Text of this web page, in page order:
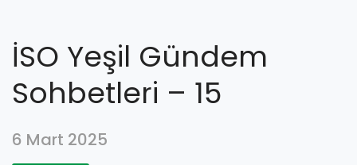
İSO Yeşil Gündem
Sohbetleri – 15
6 Mart 2025